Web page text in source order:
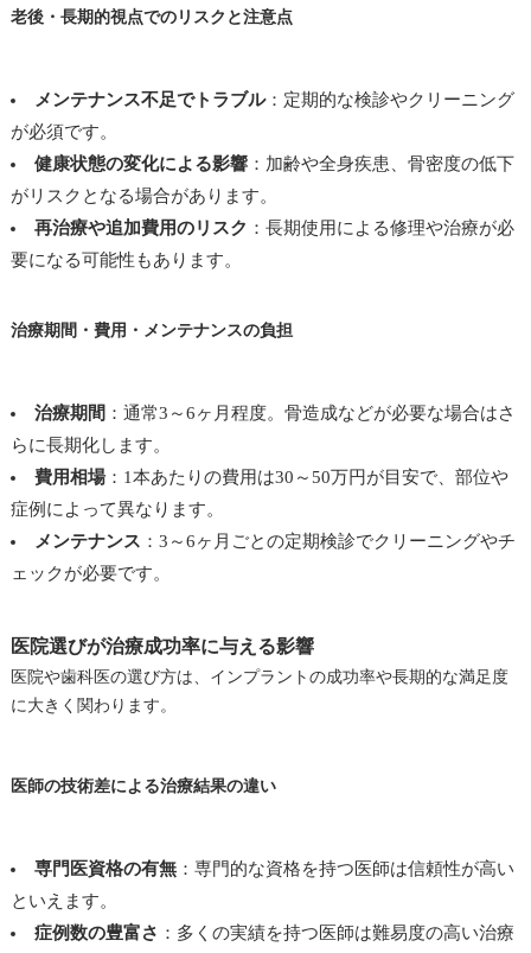
老後・長期的視点でのリスクと注意点
メンテナンス不足でトラブル：定期的な検診やクリーニング
が必須です。
健康状態の変化による影響：加齢や全身疾患、骨密度の低下
がリスクとなる場合があります。
再治療や追加費用のリスク ：長期使用による修理や治療が必
要になる可能性もあります。
治療期間・費用・メンテナンスの負担
治療期間 ：通常3～6ヶ月程度。骨造成などが必要な場合はさ
らに長期化します。
費用相場：1本あたりの費用は30～50万円が目安で、部位や
症例によって異なります。
メンテナンス ：3～6ヶ月ごとの定期検診でクリーニングやチ
ェックが必要です。
医院選びが治療成功率に与える影響
医院や歯科医の選び方は、インプラントの成功率や長期的な満足度
に大きく関わります。
医師の技術差による治療結果の違い
専門医資格の有無：専門的な資格を持つ医師は信頼性が高い
といえます。
症例数の豊富さ ：多くの実績を持つ医師は難易度の高い治療